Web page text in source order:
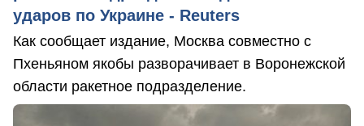
ударов по Украине - Reuters
Как сообщает издание, Москва совместно с
Пхеньяном якобы разворачивает в Воронежской
области ракетное подразделение.